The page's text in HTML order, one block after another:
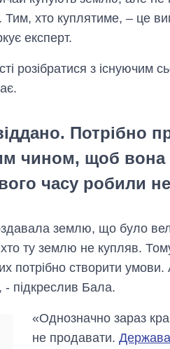
хто куплятиме, – це
експерт.
з існуючим
Потрібно
чином, щоб вона
часу робили
землю, що було
ту землю не купляв.
створити умови.
- підкреслив Бала.
«Однозначно зараз
не продавати.